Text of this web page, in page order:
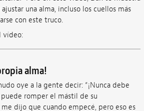
una alma, incluso los cuellos más
con este truco.
vídeo:
alma!
oye a la gente decir: “¡Nunca debe
romper el mástil de su
dijo que cuando empecé, pero eso es